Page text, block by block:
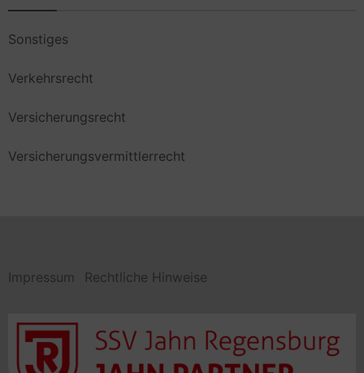
Sonstiges
Verkehrsrecht
Versicherungsrecht
Versicherungsvermittlerrecht
Impressum Rechtliche Hinweise